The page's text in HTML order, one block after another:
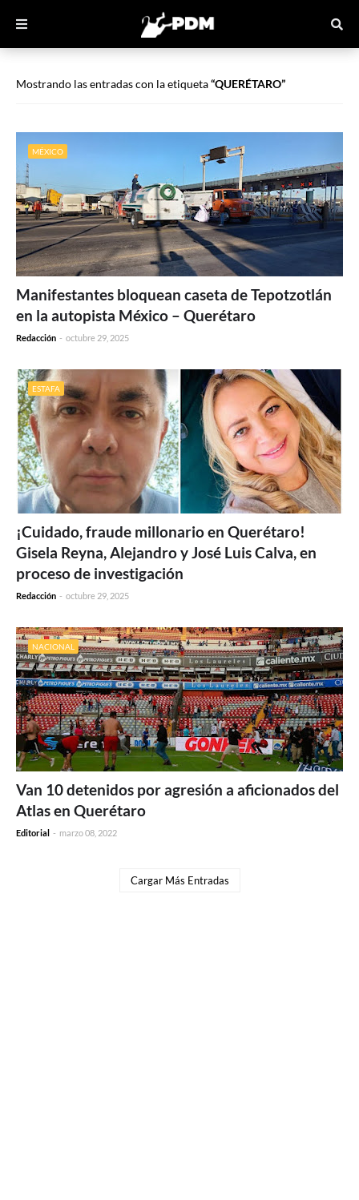
Mostrando las entradas con la etiqueta QUERÉTARO
MÉXICO
Manifestantes bloquean caseta de Tepotzotlán
en la autopista México – Querétaro
Redacción - octubre 29, 2025
ESTAFA
¡Cuidado, fraude millonario en Querétaro!
Gisela Reyna, Alejandro y José Luis Calva, en
proceso de investigación
Redacción - octubre 29, 2025
NACIONAL
Van 10 detenidos por agresión a aficionados del
Atlas en Querétaro
Editorial - marzo 08, 2022
Cargar Más Entradas